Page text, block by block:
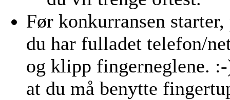
Før konkurransen starter,
du har fulladet telefon/
og klipp fingerneglene.
at du må benytte